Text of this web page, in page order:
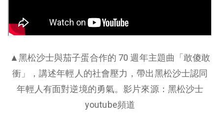
▲黑松沙士與茄子蛋合作的 70 週年主題曲「敢傻敢
衝」，講述年輕人的社會壓力，帶出黑松沙士認同
年輕人有面對逆境的勇氣。影片來源：黑松沙士
youtube頻道